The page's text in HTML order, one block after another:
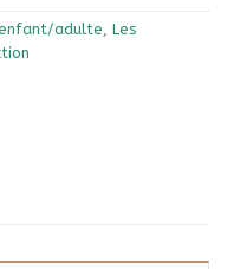
adulte Les